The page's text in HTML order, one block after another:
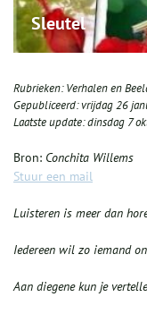
Sleutel
Rubrieken:Verhalen en
Gepubliceerd:vrijdag 26
Laatste update:dinsdag 7
Bron: Conchita Willems
Stuur een mail
Luisteren is meer dan
Iedereen wil zo iemand
Aan diegene kun je